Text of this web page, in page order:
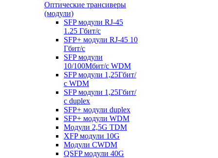
Оптические трансиверы
(модули)
SFP модули RJ-45
1.25 Гбит/c
SFP+ модули RJ-45 10
Гбит/c
SFP модули
10/100Мбит/с WDM
SFP модули 1,25Гбит/
с WDM
SFP модули 1,25Гбит/
с duplex
SFP+ модули duplex
SFP+ модули WDM
Модули 2,5G TDM
XFP модули 10G
Модули CWDM
QSFP модули 40G